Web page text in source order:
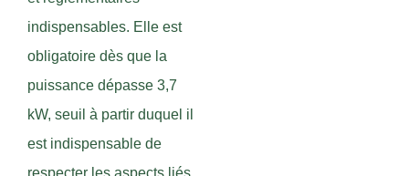
indispensables. Elle est
obligatoire dès que la
puissance dépasse 3,7
kW, seuil à partir duquel il
est indispensable de
respecter les aspects liés